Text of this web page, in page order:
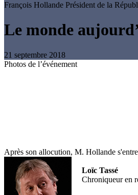
François Hollande Président de la
Le monde
21 septembre 2018
Photos de l’événement
Après son allocution, M. Hollande
Loïc Tassé
Chroniqueur en